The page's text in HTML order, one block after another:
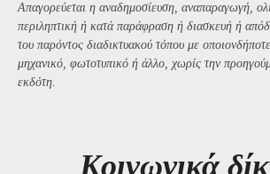
Απαγορεύεται η αναδημοσίευση, αναπαραγωγή,
περιληπτική ή κατά παράφραση ή διασκευή ή
του παρόντος διαδικτυακού τόπου με
μηχανικό, φωτοτυπικό ή άλλο, χωρίς την
εκδότη.
Kοινωνικά